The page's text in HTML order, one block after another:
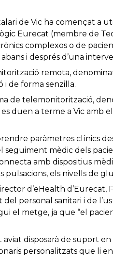
de Vic ha començat a
Eurecat (membre de
complexos o de
i després d’una
remota,
i de forma senzilla.
de telemonitorització,
duen a terme a Vic amb
paràmetres clínics
seguiment mèdic dels
amb dispositius
pulsacions, els nivells de
d’eHealth d’Eurecat,
personal sanitari i de
el metge, ja que “el
disposarà de suport
personalitzats que li